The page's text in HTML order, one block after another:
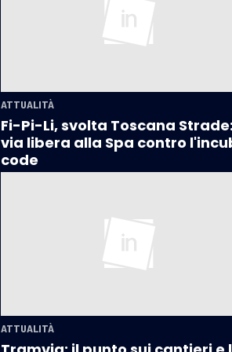
ATTUALITÀ
Fi-Pi-Li, svolta Toscana Strade:
via libera alla Spa contro
code
ATTUALITÀ